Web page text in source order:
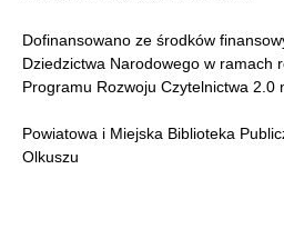
Dofinansowano ze środków
Dziedzictwa Narodowego w ramach
Programu Rozwoju Czytelnictwa 2.0
Powiatowa i Miejska Biblioteka
Olkuszu